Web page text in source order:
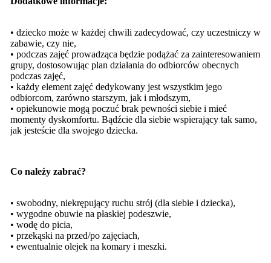
• dziecko może w każdej chwili zadecydować, czy uczestniczy w
zabawie, czy nie,
• podczas zajęć prowadząca będzie podążać za zainteresowaniem
grupy, dostosowując plan działania do odbiorców obecnych
podczas zajęć,
• każdy element zajęć dedykowany jest wszystkim jego
odbiorcom, zarówno starszym, jak i młodszym,
• opiekunowie mogą poczuć brak pewności siebie i mieć
momenty dyskomfortu. Bądźcie dla siebie wspierający tak samo,
jak jesteście dla swojego dziecka.
Co należy zabrać?
• swobodny, niekrępujący ruchu strój (dla siebie i dziecka),
• wygodne obuwie na płaskiej podeszwie,
• wodę do picia,
• przekąski na przed/po zajęciach,
• ewentualnie olejek na komary i meszki.